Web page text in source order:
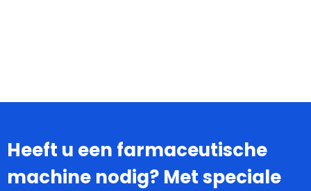
Heeft u een farmaceutische
machine nodig? Met speciale